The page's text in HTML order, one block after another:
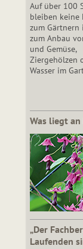
Auf über 100
bleiben keine
zum Gärtnern
zum Anbau
und Gemüse,
Ziergehölzen
Wasser im
Was liegt
„Der
Laufenden